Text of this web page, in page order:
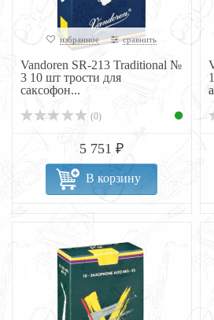
избранное сравнить
Vandoren SR-213 Traditional №
3 10 шт трости для
саксофон...
(0)
5 751 ₽
В корзину